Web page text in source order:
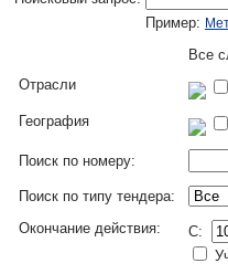
Пример:
Все
Отрасли
География
Поиск по номеру:
Поиск по типу тендера:
Окончание действия:
C: